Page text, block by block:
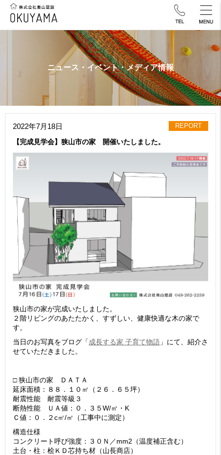
ニュース・イベント・メディア情報
2022年7月18日 REPORT
【完成見学会】狭山市の家 開催いたしました。
狭山市の家が完成いたしました。
２階リビングのあたたかく、すずしい、健康快適な木の家で
す。
当日のお写真をブログ「成長する家 子育て物語 」にて、紹介さ
せていただきました。
□ 狭山市の家 ＤＡＴＡ
延床面積：８８．１０㎡（２６．６５坪）
耐震性能 耐震等級３
断熱性能 ＵＡ値：０．３５W/㎡・K
Ｃ値：０．２c㎡/㎡（工事中に測定）
構造仕様
コンクリート呼び強度：３０Ｎ／mm2（温度補正含む）
土台・柱：桧ＫＤ芯持ち材（山長商店）